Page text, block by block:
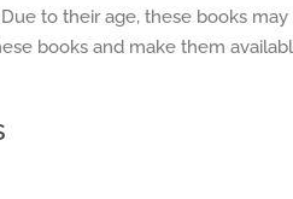
to their age, these books
books and make them